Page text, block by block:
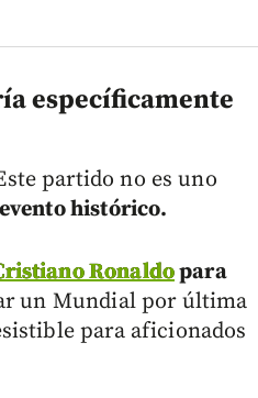
específicamente
partido no es uno
histórico.
Ronaldopara
un Mundial por última
para aficionados